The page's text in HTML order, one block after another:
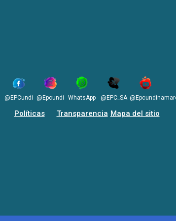
@EPCundi @Epcundi WhatsApp @EPC_SA
Políticas Transparencia Mapa del sitio